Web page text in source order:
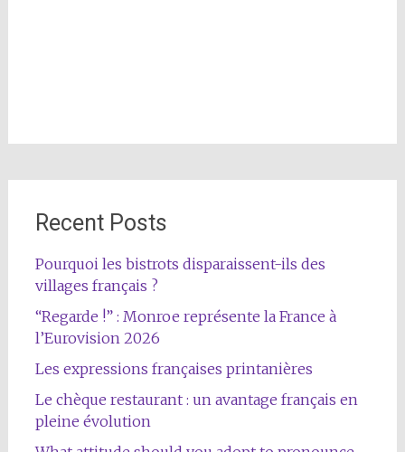
Recent Posts
Pourquoi les bistrots disparaissent-ils des
villages français ?
“Regarde !” : Monroe représente la France à
l’Eurovision 2026
Les expressions françaises printanières
Le chèque restaurant : un avantage français en
pleine évolution